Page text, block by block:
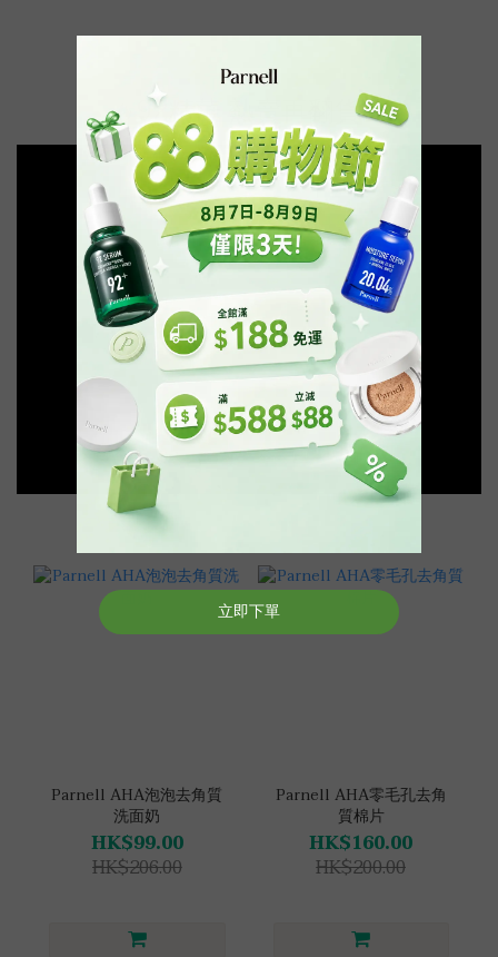
🔥92精華 熱賣再翻貨🔥
Parnell AHA泡泡去角質
洗面奶
HK$99.00
HK$206.00
Parnell AHA零毛孔去角
質棉片
HK$160.00
HK$200.00